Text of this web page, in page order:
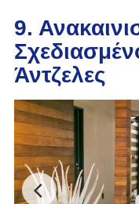
9.
Άντζελες